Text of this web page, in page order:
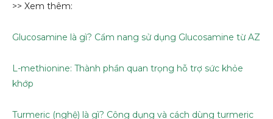
>> Xem thêm:
Glucosamine là gì? Cẩm nang sử dụng Glucosamine từ AZ
L-methionine: Thành phần quan trọng hỗ trợ sức khỏe
khớp
Turmeric (nghệ) là gì? Công dụng và cách dùng turmeric